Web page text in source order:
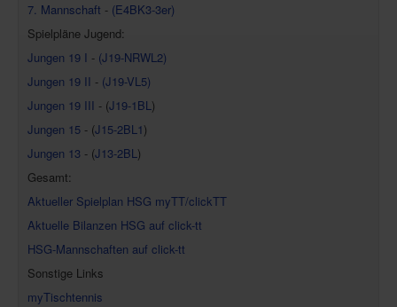
7. Mannschaft - (E4BK3-3er)
Spielpläne Jugend:
Jungen 19 I - (J19-NRWL2)
Jungen 19 II - (J19-VL5)
Jungen 19 III - (J19-1BL)
Jungen 15 - (J15-2BL1)
Jungen 13 - (J13-2BL)
Gesamt:
Aktueller Spielplan HSG myTT/clickTT
Aktuelle Bilanzen HSG auf click-tt
HSG-Mannschaften auf click-tt
Sonstige Links
myTischtennis